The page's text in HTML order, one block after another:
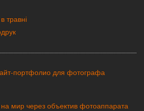
травні
портфолио для фотографа
на мир через объектив фотоаппарата